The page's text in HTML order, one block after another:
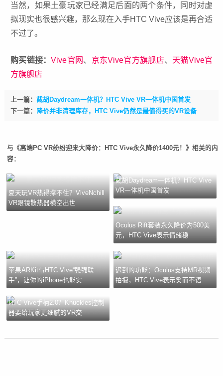
当然，如果土豪玩家已经满足后面的两个条件，同时对虚
拟现实也很感兴趣，那么现在入手HTC Vive应该是再合适
不过了。
购买链接：Vive官网、 京东Vive官方旗舰店、 天猫Vive官
方旗舰店
上一篇： 截胡Daydream一体机？HTC Vive VR一体机中国首发
下一篇：
降价并非清理库存，HTC Vive仍然是最值得买的VR设备
与《高端PC VR纷纷迎来大降价：HTC Vive永久降价1400元！》相关的内
容：
夏天玩VR热得撑不住？ViveNchill
VR眼镜散热器横空出世
截胡Daydream一体机？HTC Vive
VR一体机中国首发
Oculus Rift套装永久降价为500美
元，HTC Vive表示情绪稳
苹果ARKit与HTC Vive“强强联
手”，让你的iPhone也能实
迟到的功能：Oculus支持MR视频
拍摄，HTC Vive表示笑而不语
HTC Vive手柄2.0？Knuckles控制
器要给玩家更细腻的VR交